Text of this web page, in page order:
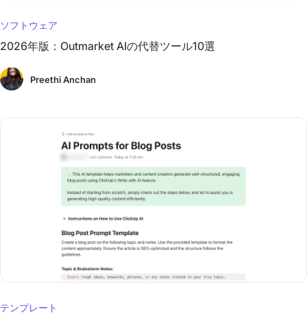
ソフトウェア
2026年版：Outmarket AIの代替ツール10選
Preethi Anchan
テンプレート